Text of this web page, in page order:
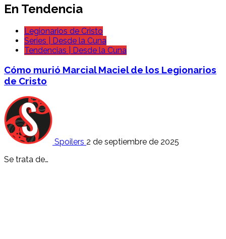
En Tendencia
Legionarios de Cristo
Series | Desde la Cuna
Tendencias | Desde la Cuna
Cómo murió Marcial Maciel de los Legionarios
de Cristo
Spoilers 2 de septiembre de 2025
Se trata de…